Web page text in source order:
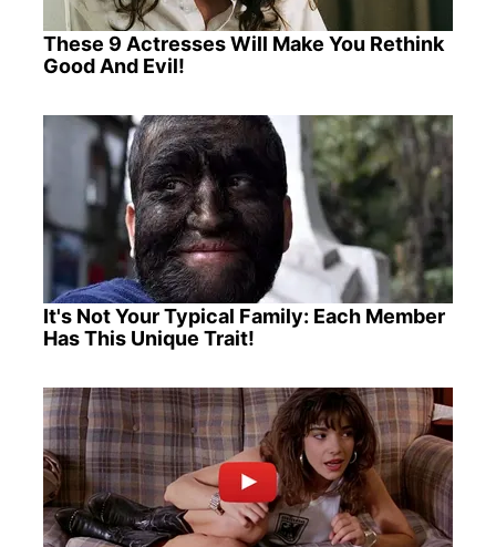
These 9 Actresses Will Make You Rethink
Good And Evil!
It's Not Your Typical Family: Each Member
Has This Unique Trait!